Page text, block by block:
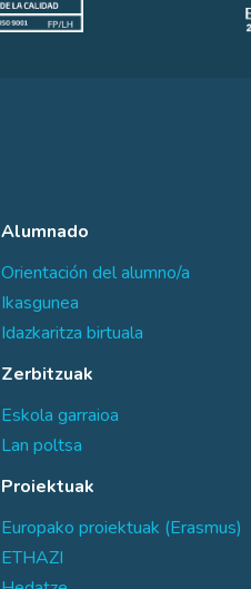
Alumnado
Orientación del alumno/a
Ikasgunea
Idazkaritza birtuala
Zerbitzuak
Eskola garraioa
Lan poltsa
Proiektuak
Europako proiektuak (Erasmus)
ETHAZI